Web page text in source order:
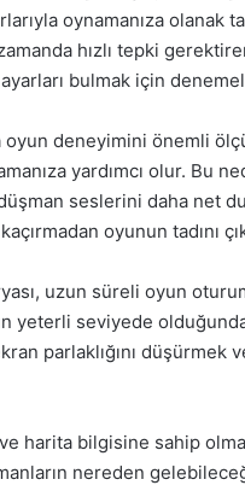
oynamanıza olanak
hızlı tepki
bulmak için
oyun deneyimini önemli
yardımcı olur. Bu
seslerini daha net
oyunun tadını
uzun süreli oyun
yeterli seviyede
parlaklığını
harita bilgisine sahip
nereden